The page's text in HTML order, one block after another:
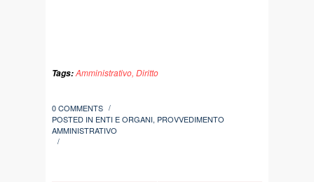
Tags:Amministrativo, Diritto
0 COMMENTS /
POSTED IN ENTI E ORGANI, PROVVEDIMENTO
AMMINISTRATIVO
/